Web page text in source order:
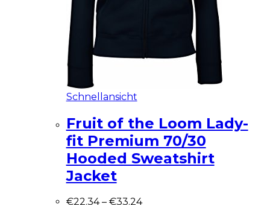
Schnellansicht
Fruit of the Loom Lady-
fit Premium 70/30
Hooded Sweatshirt
Jacket
€22.34– €33.24